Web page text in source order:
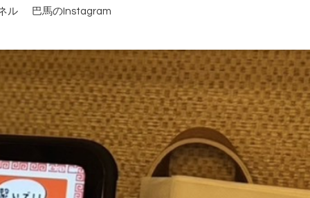
ル
巴馬のInstagram